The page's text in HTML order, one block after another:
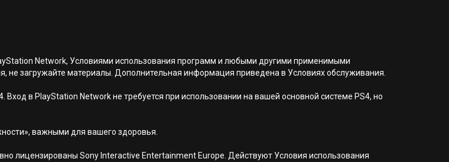
Network, Условиями использования программ и любыми другими применимыми
не загружайте материалы. Дополнительная информация приведена в Условиях обслуживания.
Вход в PlayStation Network не требуется при использовании на вашей основной системе PS4, но
важными для вашего здоровья.
лицензированы Sony Interactive Entertainment Europe. Действуют Условия использования